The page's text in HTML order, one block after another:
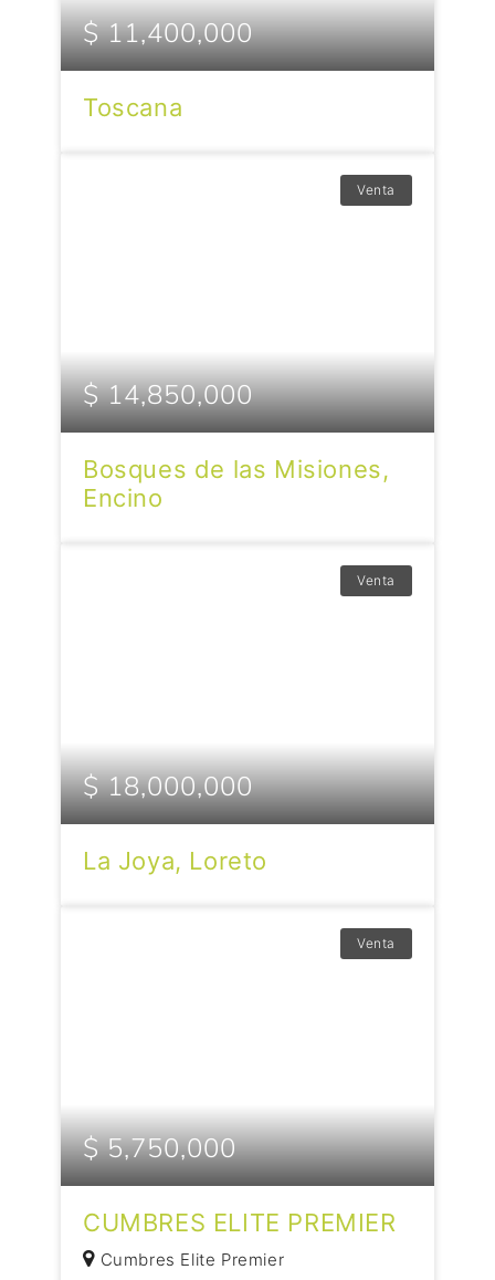
$ 11,400,000
Toscana
Venta
$ 14,850,000
Bosques de las Misiones,
Encino
Venta
$ 18,000,000
La Joya, Loreto
Venta
$ 5,750,000
CUMBRES ELITE PREMIER
Cumbres Elite Premier